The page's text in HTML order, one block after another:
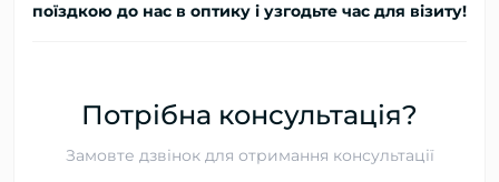
поїздкою до нас в оптику і узгодьте час для візиту!
Потрібна консультація?
Замовте дзвінок для отримання консультації